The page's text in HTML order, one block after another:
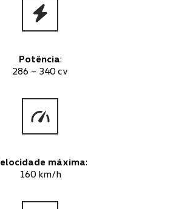
Potência:
286 – 340 cv
máxima:
160 km/h